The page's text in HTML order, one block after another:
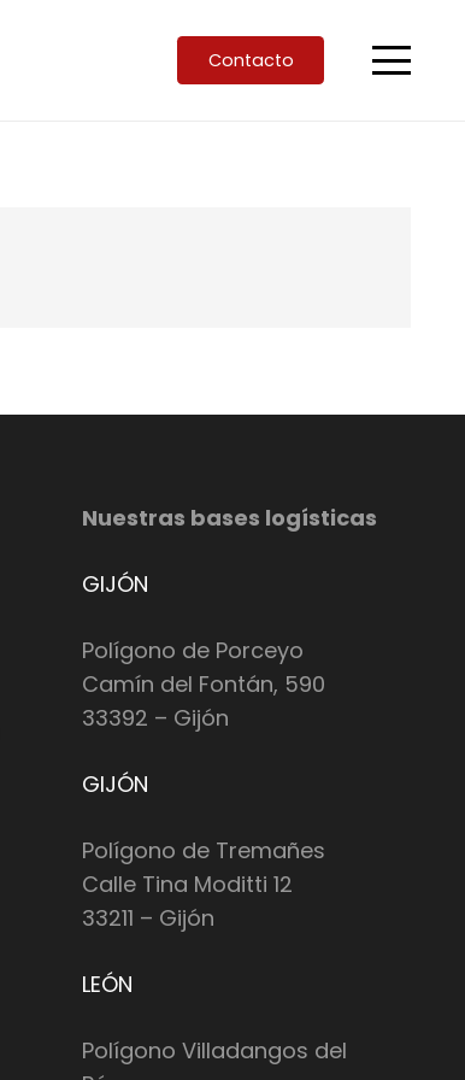
Contacto
Nuestras bases logísticas
GIJÓN
Polígono de Porceyo
Camín del Fontán, 590
33392 – Gijón
GIJÓN
Polígono de Tremañes
Calle Tina Moditti 12
33211 – Gijón
LEÓN
Polígono Villadangos del